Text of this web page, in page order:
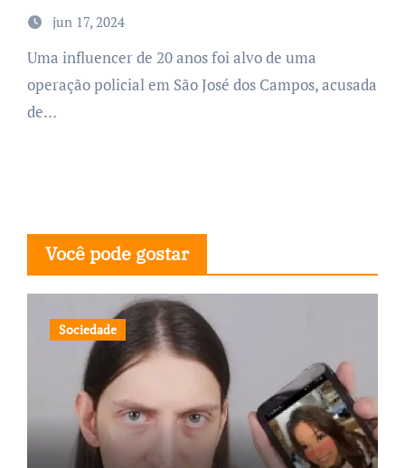
jun 17, 2024
Uma influencer de 20 anos foi alvo de uma
operação policial em São José dos Campos, acusada
de…
Você pode gostar
Sociedade